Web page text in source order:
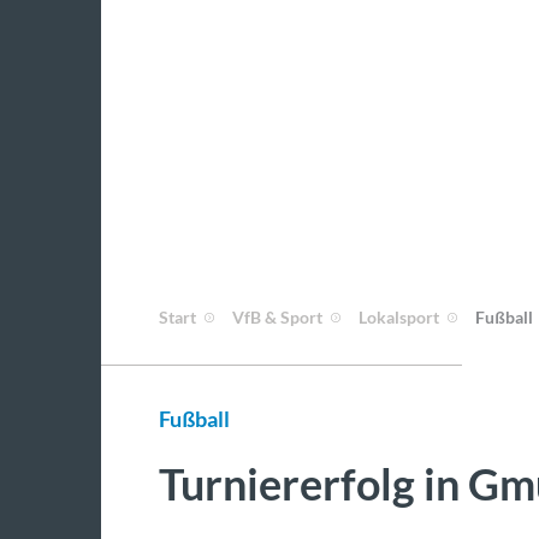
Start VfB & Sport Lokalsport Fußball
Fußball
Turniererfolg in